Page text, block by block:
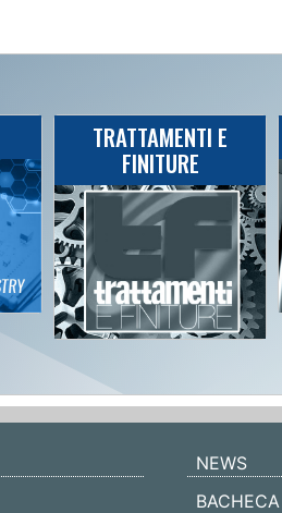
TRATTAMENTI E
FINITURE
NEWS
BACHECA